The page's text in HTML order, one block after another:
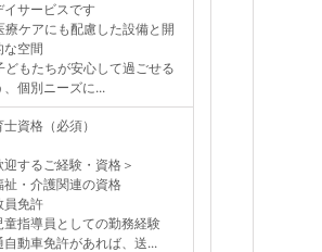
イサービスです
ケアにも配慮した設備と開
な空間
もたちが安心して過ごせる
、個別ニーズに...
資格（必須）
迎するご経験・資格＞
祉・介護関連の資格
員免許
童指導員としての勤務経験
自動車免許があれば、送...